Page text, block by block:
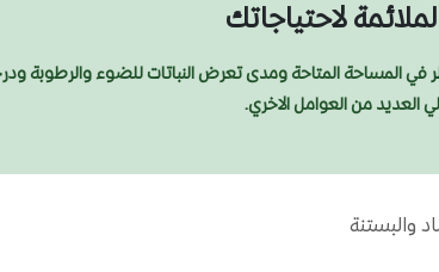
لاحتياجاتك
في المساحة المتاحة ومدى تعرض النباتات للضوء والرطوبة
العديد من العوامل الاخري.